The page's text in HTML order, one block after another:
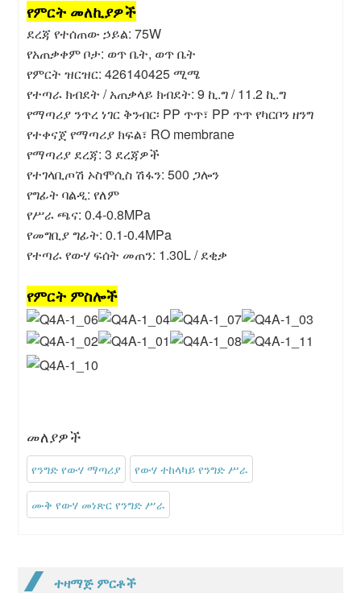
የምርት መለኪያዎች
ደረጃ የተሰጠው ኃይል: 75W
የአጠቃቀም ቦታ: ወጥ ቤት, ወጥ ቤት
የምርት ዝርዝር: 426140425 ሚሜ
የተጣራ ክብደት / አጠቃላይ ክብደት: 9 ኪ.ግ / 11.2 ኪ.ግ
የማጣሪያ ንጥረ ነገር ቅንብር፡ PP ጥጥ፣ PP ጥጥ የካርቦን ዘንግ
የተቀናጀ የማጣሪያ ክፍል፣ RO membrane
የማጣሪያ ደረጃ: 3 ደረጃዎች
የተገላቢጦሽ ኦስሞሲስ ሽፋን: 500 ጋሎን
የግፊት ባልዲ: የለም
የሥራ ጫና: 0.4-0.8MPa
የመግቢያ ግፊት: 0.1-0.4MPa
የተጣራ የውሃ ፍሰት መጠን: 1.30L / ደቂቃ
የምርት ምስሎች
መለያዎች
የንግድ የውሃ ማጣሪያ የውሃ ተከላካይ የንግድ ሥራ
ሙቅ የውሃ መነጽር የንግድ ሥራ
ተዛማጅ ምርቶች